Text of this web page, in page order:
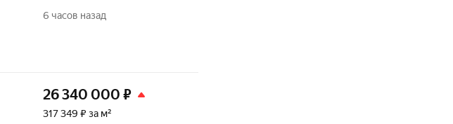
6 часов назад
26 340 000 ₽
317 349 ₽ за м²